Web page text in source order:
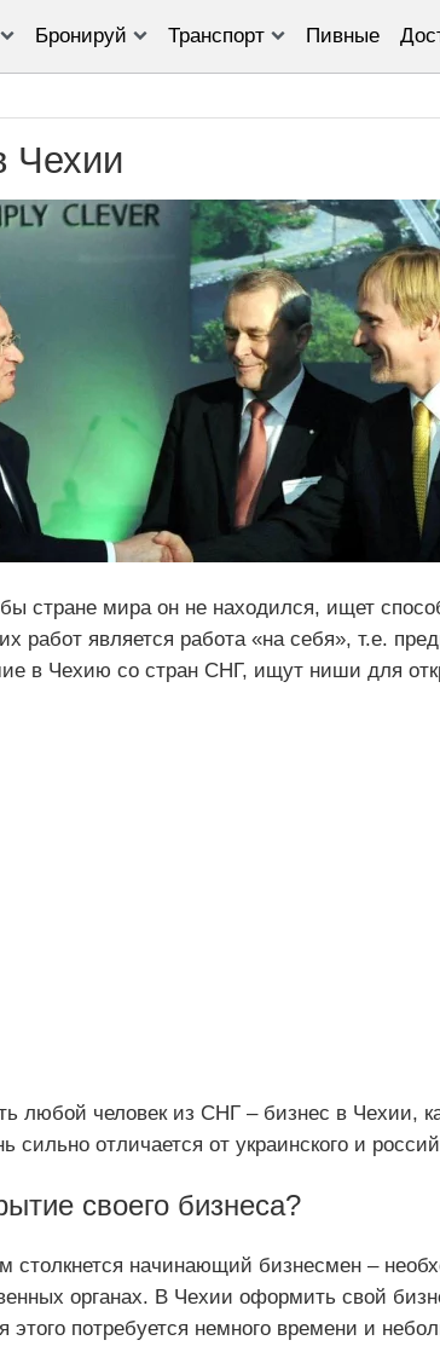
Бронируй Транспорт Пивные
Чехии
стране мира он не находился, ищет
работ является работа «на себя», т.е.
в Чехию со стран СНГ, ищут ниши для
любой человек из СНГ – бизнес в Чехии,
сильно отличается от украинского и
своего бизнеса?
столкнется начинающий бизнесмен –
органах. В Чехии оформить свой
потребуется немного времени и